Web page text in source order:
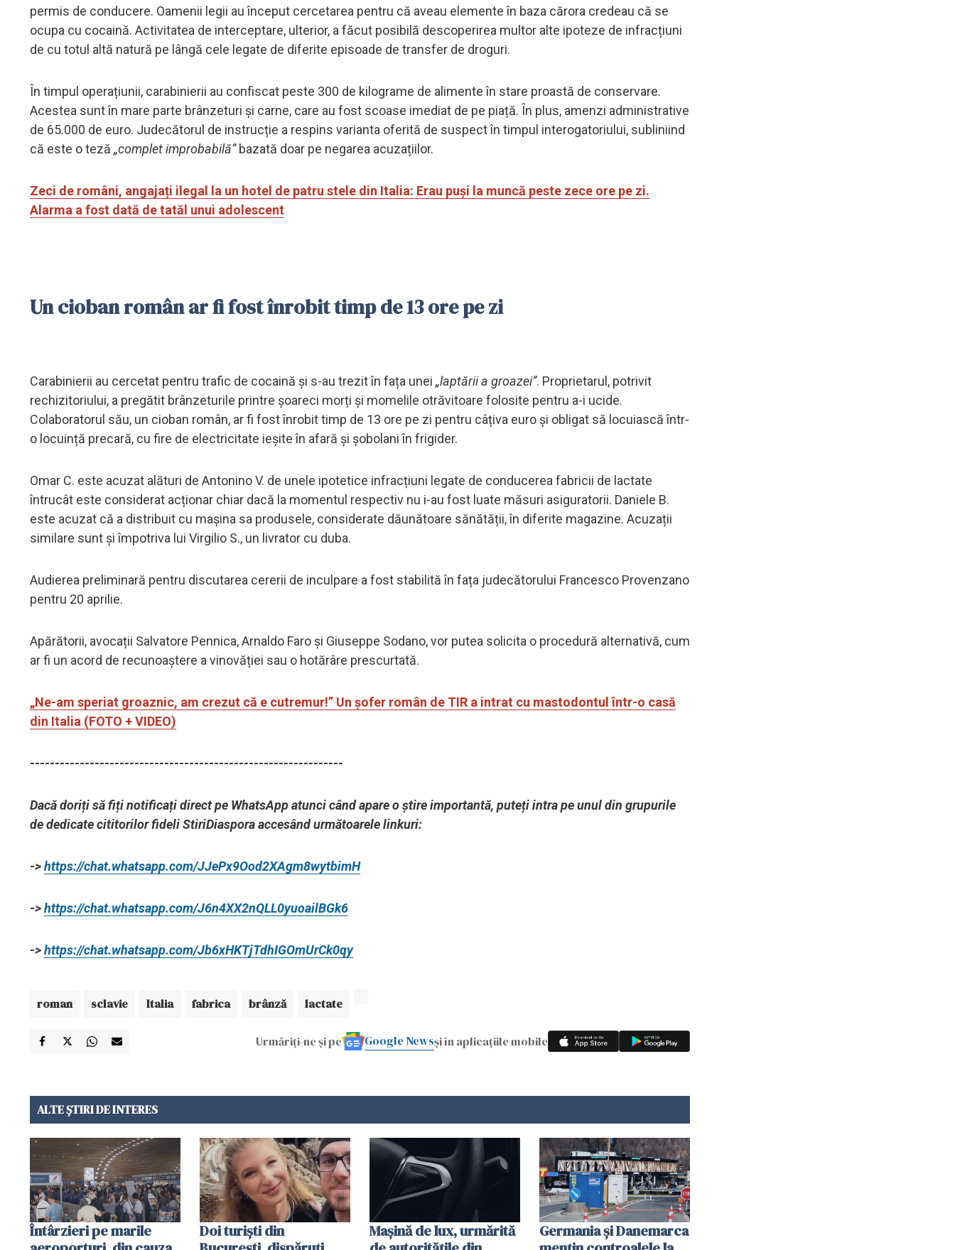
permis de conducere. Oamenii legii au început cercetarea pentru că aveau elemente în baza cărora credeau că se
ocupa cu cocaină. Activitatea de interceptare, ulterior, a făcut posibilă descoperirea multor alte ipoteze de infracțiuni
de cu totul altă natură pe lângă cele legate de diferite episoade de transfer de droguri.
În timpul operațiunii, carabinierii au confiscat peste 300 de kilograme de alimente în stare proastă de conservare.
Acestea sunt în mare parte brânzeturi și carne, care au fost scoase imediat de pe piață. În plus, amenzi administrative
de 65.000 de euro. Judecătorul de instrucție a respins varianta oferită de suspect în timpul interogatoriului, subliniind
că este o teză „complet improbabilă”bazată doar pe negarea acuzațiilor.
Zeci de români, angajați ilegal la un hotel de patru stele din Italia: Erau puși la muncă peste zece ore pe zi.
Alarma a fost dată de tatăl unui adolescent
Un cioban român ar fi fost înrobit timp de 13 ore pe zi
Carabinierii au cercetat pentru trafic de cocaină și s-au trezit în fața unei „laptării a groazei”. Proprietarul, potrivit
rechizitoriului, a pregătit brânzeturile printre șoareci morți și momelile otrăvitoare folosite pentru a-i ucide.
Colaboratorul său, un cioban român, ar fi fost înrobit timp de 13 ore pe zi pentru câțiva euro și obligat să locuiască într-
o locuință precară, cu fire de electricitate ieșite în afară și șobolani în frigider.
Omar C. este acuzat alături de Antonino V. de unele ipotetice infracțiuni legate de conducerea fabricii de lactate
întrucât este considerat acționar chiar dacă la momentul respectiv nu i-au fost luate măsuri asiguratorii. Daniele B.
este acuzat că a distribuit cu mașina sa produsele, considerate dăunătoare sănătății, în diferite magazine. Acuzații
similare sunt și împotriva lui Virgilio S., un livrator cu duba.
Audierea preliminară pentru discutarea cererii de inculpare a fost stabilită în fața judecătorului Francesco Provenzano
pentru 20 aprilie.
Apărătorii, avocații Salvatore Pennica, Arnaldo Faro și Giuseppe Sodano, vor putea solicita o procedură alternativă, cum
ar fi un acord de recunoaștere a vinovăției sau o hotărâre prescurtată.
„Ne-am speriat groaznic, am crezut că e cutremur!” Un șofer român de TIR a intrat cu mastodontul într-o casă
din Italia (FOTO + VIDEO)
---------------------------------------------------------------
Dacă doriți să fiți notificați direct pe WhatsApp atunci când apare o știre importantă, puteți intra pe unul din grupurile
de dedicate cititorilor fideli StiriDiaspora accesând următoarele linkuri:
->https://chat.whatsapp.com/JJePx9Ood2XAgm8wytbimH
->https://chat.whatsapp.com/J6n4XX2nQLL0yuoailBGk6
->https://chat.whatsapp.com/Jb6xHKTjTdhIGOmUrCk0qy
roman sclavie Italia fabrica brânză lactate
Urmăriți-ne și pe Google Newsși în aplicațiile mobile
ALTE ȘTIRI DE INTERES
Întârzieri pe marile
Doi turiști din
Mașină de lux, urmărită
Germania și Danemarca